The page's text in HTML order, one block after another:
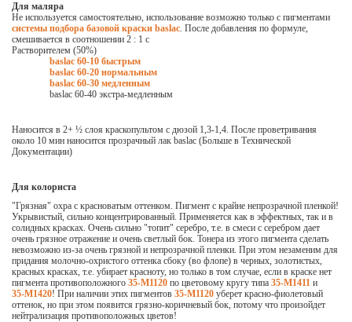
Для маляра
Не используется самостоятельно, использование возможно только с пигментами
системы подбора базовой краски baslac. После добавления по формуле,
смешивается в соотношении 2 : 1 с
Растворителем (50%)
baslac 60-10 быстрым
baslac 60-20 нормальным
baslac 60-30 медленным
baslac 60-40 экстра-медленным
Наносится в 2+ ½ слоя краскопультом с дюзой 1,3-1,4. После проветривания
около 10 мин наносится прозрачный лак baslac (Больше в Технической
Документации)
Для колориста
"Грязная" охра с красноватым оттенком. Пигмент с крайне непрозрачной пленкой!
Укрывистый, сильно концентрированный. Применяется как в эффектных, так и в
солидных красках. Очень сильно "топит" серебро, т.е. в смеси с серебром дает
очень грязное отражение и очень светлый бок. Тонера из этого пигмента сделать
невозможно из-за очень грязной и непрозрачной пленки. При этом незаменим для
придания молочно-охристого оттенка сбоку (во флопе) в черных, золотистых,
красных красках, т.е. убирает красноту, но только в том случае, если в краске нет
пигмента противоположного 35-М1120 по цветовому кругу типа 35-М1411 и
35-М1420! При наличии этих пигментов 35-М1120 уберет красно-фиолетовый
оттенок, но при этом появится грязно-коричневый бок, потому что произойдет
нейтрализация противоположных цветов!